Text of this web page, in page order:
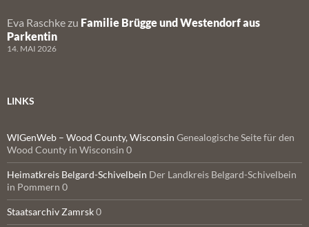
Eva Raschke zu Familie Brügge und Westendorf aus
Parkentin
14. MAI 2026
LINKS
WIGenWeb – Wood County, Wisconsin Genealogische Seite für den
Wood County in Wisconsin 0
Heimatkreis Belgard-Schivelbein Der Landkreis Belgard-Schivelbein
in Pommern 0
Staatsarchiv Zamrsk0